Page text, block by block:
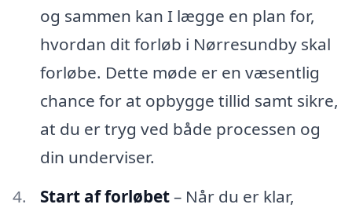
og sammen kan I lægge en plan for,
hvordan dit forløb i Nørresundby skal
forløbe. Dette møde er en væsentlig
chance for at opbygge tillid samt sikre,
at du er tryg ved både processen og
din underviser.
Start af forløbet– Når du er klar,